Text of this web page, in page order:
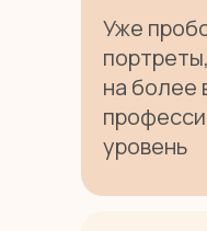
Уже
на более
уровень